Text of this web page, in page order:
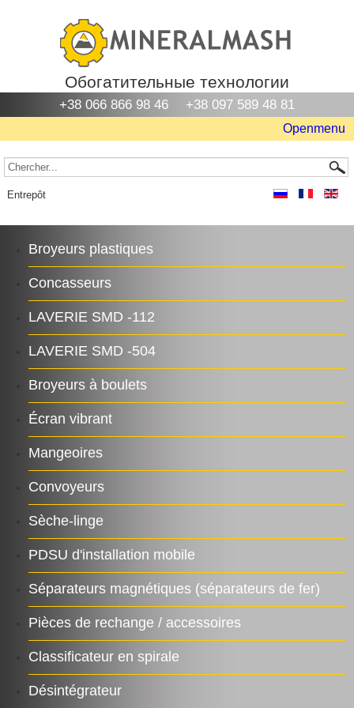
Обогатительные технологии
+38 066 866 98 46 +38 097 589 48 81
Openmenu
Entrepôt
Broyeurs plastiques
Concasseurs
LAVERIE SМD -112
LAVERIE SМD -504
Broyeurs à boulets
Écran vibrant
Mangeoires
Convoyeurs
Sèche-linge
PDSU d'installation mobile
Séparateurs magnétiques (séparateurs de fer)
Pièces de rechange / accessoires
Classificateur en spirale
Désintégrateur